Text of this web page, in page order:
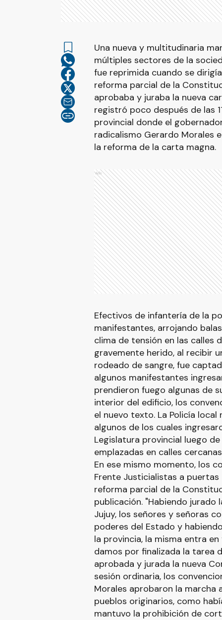
Una nueva y multitudinaria
múltiples sectores de la
fue reprimida cuando se
reforma parcial de la
aprobaba y juraba la nueva
registró poco después de las
provincial donde el
radicalismo Gerardo Morales
la reforma de la carta magna.
Ads
Efectivos de infantería de la
manifestantes, arrojando
clima de tensión en las calles
gravemente herido, al recibir
rodeado de sangre, fue
algunos manifestantes
prendieron fuego algunas de
interior del edificio, los
el nuevo texto. La Policía
algunos de los cuales
Legislatura provincial luego
emplazadas en calles
En ese mismo momento, los
Frente Justicialistas a
reforma parcial de la
publicación. "Habiendo
Jujuy, los señores y señoras
poderes del Estado y
la provincia, la misma entra
damos por finalizada la tarea
aprobada y jurada la nueva
sesión ordinaria, los
Morales aprobaron la marcha
pueblos originarios, como
mantuvo la prohibición de